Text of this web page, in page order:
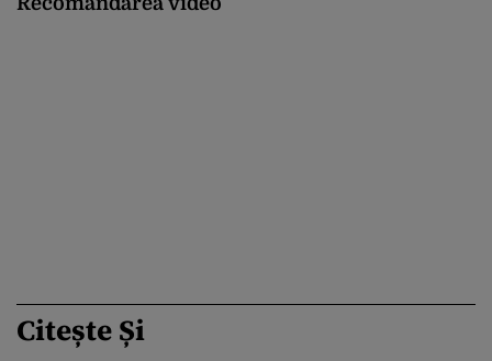
Citește Și